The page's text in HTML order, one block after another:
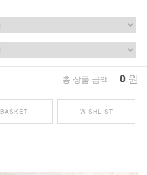
총 상품 금액 0 원
BASKET WISHLIST